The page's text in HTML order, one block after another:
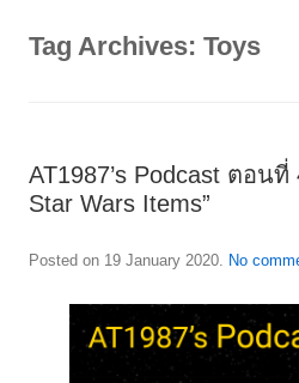
Tag Archives: Toys
AT1987’s Podcast ตอนที่
Star Wars Items”
Posted on 19 January 2020. No